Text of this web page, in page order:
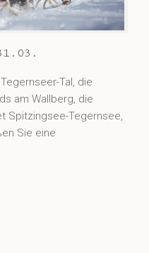
Tal, die
am Wallberg, die
Spitzingsee-Tegernsee,
Sie eine